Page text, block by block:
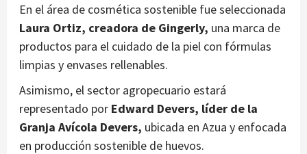
En el área de cosmética sostenible fue seleccionada
Laura Ortiz, creadora de Gingerly, una marca de
productos para el cuidado de la piel con fórmulas
limpias y envases rellenables.
Asimismo, el sector agropecuario estará
representado por Edward Devers, líder de la
Granja Avícola Devers, ubicada en Azua y enfocada
en producción sostenible de huevos.